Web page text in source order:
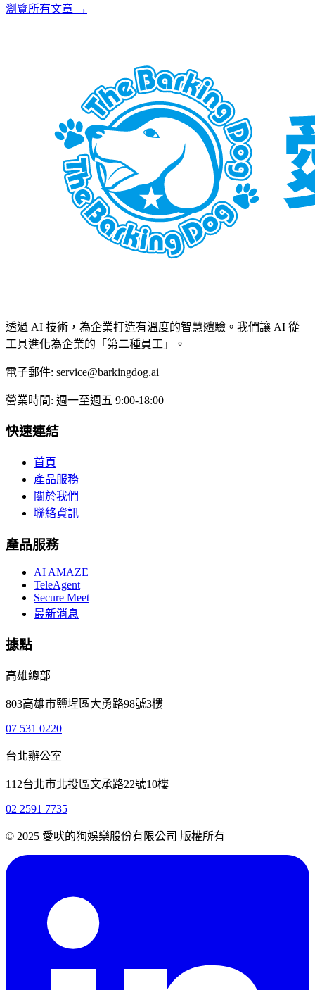
瀏覽所有文章 →
透過 AI 技術，為企業打造有溫度的智慧體驗。我們讓 AI 從
工具進化為企業的「第二種員工」。
電子郵件: service@barkingdog.ai
營業時間: 週一至週五 9:00-18:00
快速連結
首頁
產品服務
關於我們
聯絡資訊
產品服務
AI AMAZE
TeleAgent
Secure Meet
最新消息
據點
高雄總部
803高雄市鹽埕區大勇路98號3樓
07 531 0220
台北辦公室
112台北市北投區文承路22號10樓
02 2591 7735
© 2025 愛吠的狗娛樂股份有限公司 版權所有